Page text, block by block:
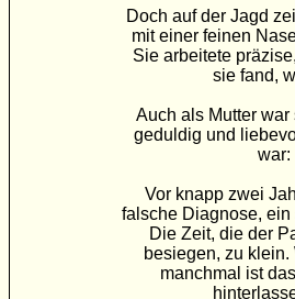
Doch auf der Jagd
mit einer feinen
Sie arbeitete
sie fand,
Auch als Mutter
geduldig und
war:
Vor knapp zwei
falsche Diagnose,
Die Zeit, die der
besiegen, zu
manchmal ist